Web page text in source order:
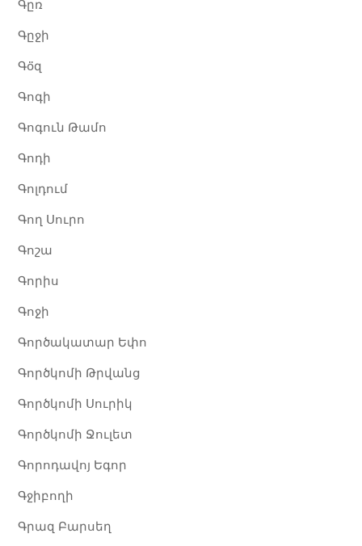
Գըռ
Գըջի
Գօ̈զ
Գոգի
Գոգուն Թամո
Գոդի
Գոլդում
Գող Սուրո
Գոշա
Գորիս
Գոջի
Գործակատար Եփո
Գործկոմի Թրվանց
Գործկոմի Սուրիկ
Գործկոմի Ջուլետ
Գորոդավոյ Եգոր
Գջիբողի
Գրազ Բարսեղ